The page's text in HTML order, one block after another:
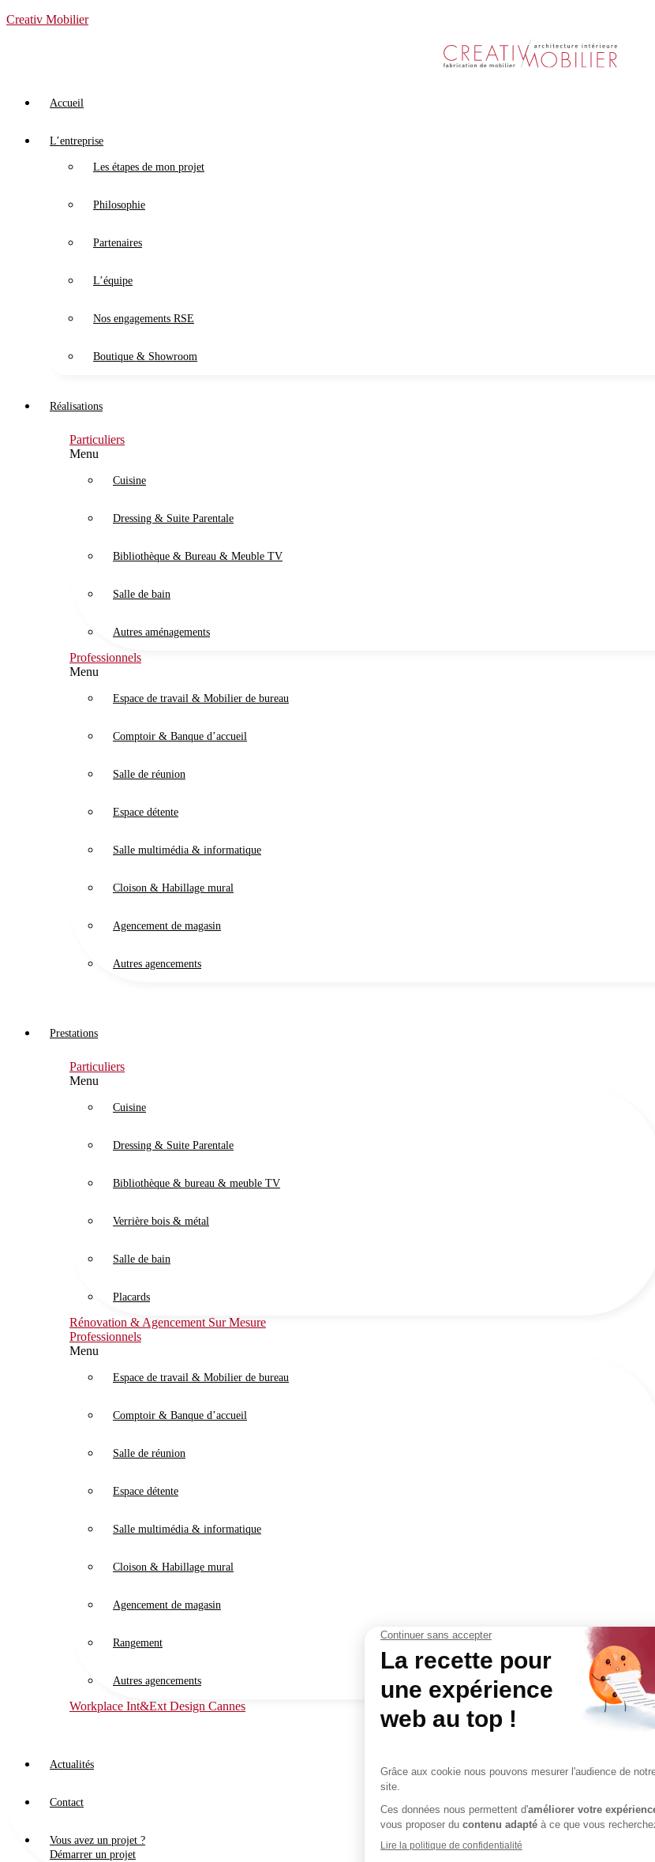
Creativ Mobilier
Accueil
L’entreprise
Les étapes de mon projet
Philosophie
Partenaires
L’équipe
Nos engagements RSE
Boutique & Showroom
Réalisations
Particuliers
Menu
Cuisine
Dressing & Suite Parentale
Bibliothèque & Bureau & Meuble TV
Salle de bain
Autres aménagements
Professionnels
Menu
Espace de travail & Mobilier de bureau
Comptoir & Banque d’accueil
Salle de réunion
Espace détente
Salle multimédia & informatique
Cloison & Habillage mural
Agencement de magasin
Autres agencements
Prestations
Particuliers
Menu
Cuisine
Dressing & Suite Parentale
Bibliothèque & bureau & meuble TV
Verrière bois & métal
Salle de bain
Placards
Rénovation & Agencement Sur Mesure
Professionnels
Menu
Espace de travail & Mobilier de bureau
Comptoir & Banque d’accueil
Salle de réunion
Espace détente
Salle multimédia & informatique
Cloison & Habillage mural
Agencement de magasin
Rangement
Autres agencements
Workplace Int&Ext Design Cannes
Actualités
Contact
Vous avez un projet ?
Démarrer un projet